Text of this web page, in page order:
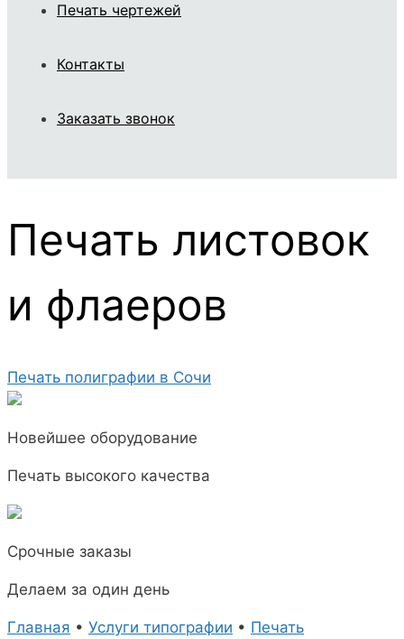
Печать чертежей
Контакты
Заказать звонок
Печать листовок
и флаеров
Печать полиграфии в Сочи
Новейшее оборудование
Печать высокого качества
Срочные заказы
Делаем за один день
Главная • Услуги типографии • Печать